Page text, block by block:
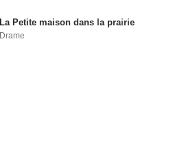
La Petite maison dans la prairie
Drame